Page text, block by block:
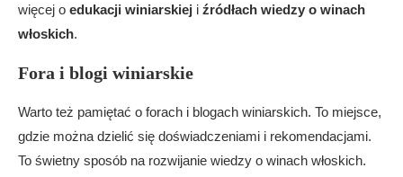
więcej o edukacji winiarskiej i źródłach wiedzy o winach
włoskich.
Fora i blogi winiarskie
Warto też pamiętać o forach i blogach winiarskich. To miejsce,
gdzie można dzielić się doświadczeniami i rekomendacjami.
To świetny sposób na rozwijanie wiedzy o winach włoskich.